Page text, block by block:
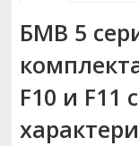
БМВ 5
F10 и F11